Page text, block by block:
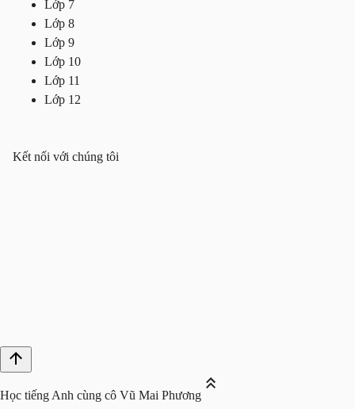
Lớp 7
Lớp 8
Lớp 9
Lớp 10
Lớp 11
Lớp 12
Kết nối với chúng tôi
Học tiếng Anh cùng cô Vũ Mai Phương